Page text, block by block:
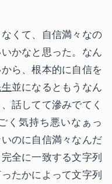
くて、自信満々なの
かなと思った。なん
ら、根本的に自信を
並になるともうなん
話してて滲みでてく
く気持ち悪いなぁっ
のに自信満々なんだ
全に一致する文字列
たかによって文字列